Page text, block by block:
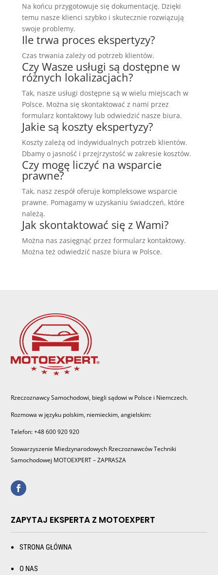
Na końcu przygotowuje się dokumentację. Dzięki
temu nasze klienci szybko i skutecznie rozwiązują
swoje problemy.
Ile trwa proces ekspertyzy?
Czas trwania zależy od potrzeb klientów.
Czy Wasze usługi są dostępne w
różnych lokalizacjach?
Tak, nasze usługi dostępne są w wielu miejscach w
Polsce. Można się skontaktować z nami przez
formularz kontaktowy lub odwiedzić nasze biura.
Jakie są koszty ekspertyzy?
Koszty zależą od indywidualnych potrzeb klientów.
Dbamy o jasność i przejrzystość w zakresie kosztów.
Czy mogę liczyć na wsparcie
prawne?
Tak, nasz zespół oferuje kompleksowe wsparcie
prawne. Pomagamy w uzyskaniu świadczeń, które
należą.
Jak skontaktować się z Wami?
Można nas zasięgnąć przez formularz kontaktowy.
Można też odwiedzić nasze biura w Polsce.
Rzeczoznawcy Samochodowi, biegli sądowi w Polsce i Niemczech.
Rozmowa w języku polskim, niemieckim, angielskim:
Telefon: +48 600 920 920
Stowarzyszenie Miedzynarodowych Rzeczoznawców Techniki
Samochodowej MOTOEXPERT – ZAPRASZA
ZAPYTAJ EKSPERTA Z MOTOEXPERT
STRONA GŁÓWNA
O NAS